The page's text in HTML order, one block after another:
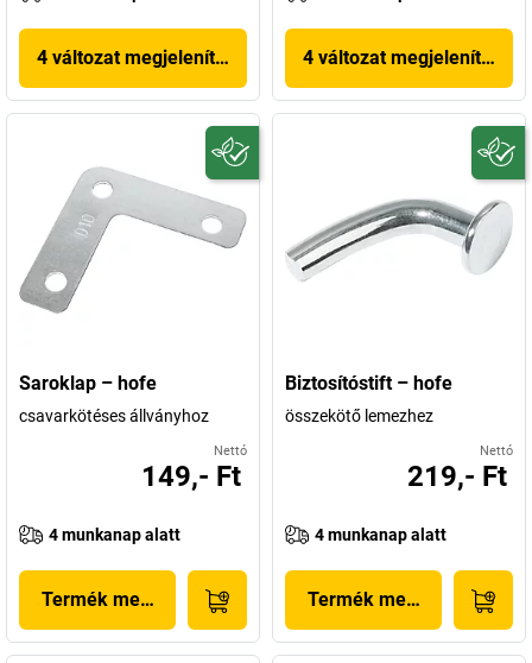
4 változat megjelenítése 4 változat megjelenítése
Saroklap – hofe
csavarkötéses állványhoz
Nettó
149,- Ft
4 munkanap alatt
Termék megjelenítése
Biztosítóstift – hofe
összekötő lemezhez
Nettó
219,- Ft
4 munkanap alatt
Termék megjelenítése